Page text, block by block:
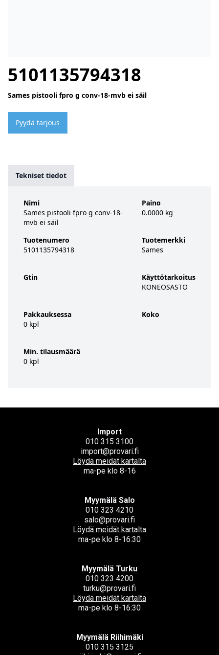
5101135794318
Sames pistooli fpro g conv-18-mvb ei säil
Pyydä tarjous
Tekniset tiedot
Nimi
Sames pistooli fpro g conv-18-
mvb ei säil
Tuotenumero
5101135794318
Gtin
Pakkauksessa
0 kpl
Min. tilausmäärä
0 kpl
Paino
0.0000 kg
Tuotemerkki
Sames
Käyttötarkoitus
KONEOSASTO
Koko
Import
010 315 3100
import@provari.fi
Löydä meidät kartalta
ma-pe klo 8-16
Myymälä Salo
010 323 4210
salo@provari.fi
Löydä meidät kartalta
ma-pe klo 8-16:30
Myymälä Turku
010 323 4200
turku@provari.fi
Löydä meidät kartalta
ma-pe klo 8-16:30
Myymälä Riihimäki
010 315 3125